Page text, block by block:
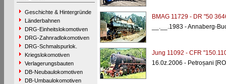
Geschichte & Hintergründe
Länderbahnen
DRG-Einheitslokomotiven
DRG-Zahnradlokomotiven
DRG-Schmalspurlok.
Kriegslokomotiven
Verlagerungsbauten
DB-Neubaulokomotiven
DB-Umbaulokomotiven
BMAG 11729 - DR "50
__.__.1983 - Annaberg-
Jung 11092 - CFR
16.0z.2006 - Petroșani